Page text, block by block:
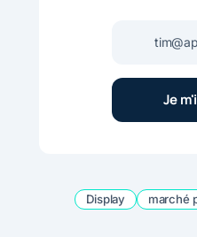
Display marché